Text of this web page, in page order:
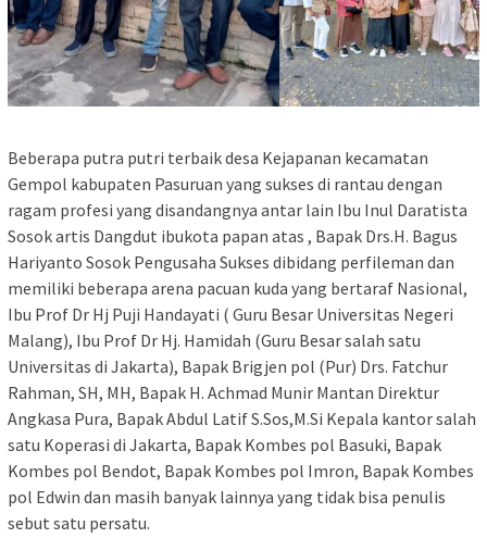
Beberapa putra putri terbaik desa Kejapanan kecamatan
Gempol kabupaten Pasuruan yang sukses di rantau dengan
ragam profesi yang disandangnya antar lain Ibu Inul Daratista
Sosok artis Dangdut ibukota papan atas , Bapak Drs.H. Bagus
Hariyanto Sosok Pengusaha Sukses dibidang perfileman dan
memiliki beberapa arena pacuan kuda yang bertaraf Nasional,
Ibu Prof Dr Hj Puji Handayati ( Guru Besar Universitas Negeri
Malang), Ibu Prof Dr Hj. Hamidah (Guru Besar salah satu
Universitas di Jakarta), Bapak Brigjen pol (Pur) Drs. Fatchur
Rahman, SH, MH, Bapak H. Achmad Munir Mantan Direktur
Angkasa Pura, Bapak Abdul Latif S.Sos,M.Si Kepala kantor salah
satu Koperasi di Jakarta, Bapak Kombes pol Basuki, Bapak
Kombes pol Bendot, Bapak Kombes pol Imron, Bapak Kombes
pol Edwin dan masih banyak lainnya yang tidak bisa penulis
sebut satu persatu.